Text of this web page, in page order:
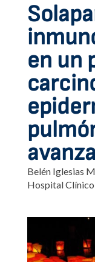
en un
Belén Iglesias
Hospital